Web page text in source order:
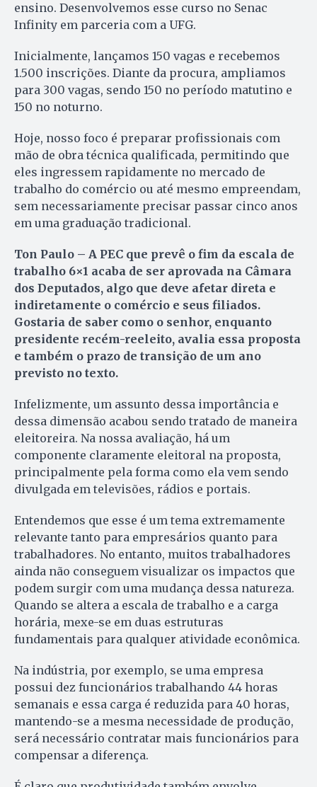
ensino. Desenvolvemos esse curso no Senac
Infinity em parceria com a UFG.
Inicialmente, lançamos 150 vagas e recebemos
1.500 inscrições. Diante da procura, ampliamos
para 300 vagas, sendo 150 no período matutino e
150 no noturno.
Hoje, nosso foco é preparar profissionais com
mão de obra técnica qualificada, permitindo que
eles ingressem rapidamente no mercado de
trabalho do comércio ou até mesmo empreendam,
sem necessariamente precisar passar cinco anos
em uma graduação tradicional.
Ton Paulo – A PEC que prevê o fim da escala de
trabalho 6×1 acaba de ser aprovada na Câmara
dos Deputados, algo que deve afetar direta e
indiretamente o comércio e seus filiados.
Gostaria de saber como o senhor, enquanto
presidente recém-reeleito, avalia essa proposta
e também o prazo de transição de um ano
previsto no texto.
Infelizmente, um assunto dessa importância e
dessa dimensão acabou sendo tratado de maneira
eleitoreira. Na nossa avaliação, há um
componente claramente eleitoral na proposta,
principalmente pela forma como ela vem sendo
divulgada em televisões, rádios e portais.
Entendemos que esse é um tema extremamente
relevante tanto para empresários quanto para
trabalhadores. No entanto, muitos trabalhadores
ainda não conseguem visualizar os impactos que
podem surgir com uma mudança dessa natureza.
Quando se altera a escala de trabalho e a carga
horária, mexe-se em duas estruturas
fundamentais para qualquer atividade econômica.
Na indústria, por exemplo, se uma empresa
possui dez funcionários trabalhando 44 horas
semanais e essa carga é reduzida para 40 horas,
mantendo-se a mesma necessidade de produção,
será necessário contratar mais funcionários para
compensar a diferença.